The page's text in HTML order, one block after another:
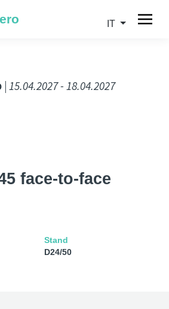
IT
| 15.04.2027 - 18.04.2027
face-to-face
Stand
D24/50